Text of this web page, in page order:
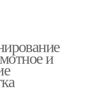
и